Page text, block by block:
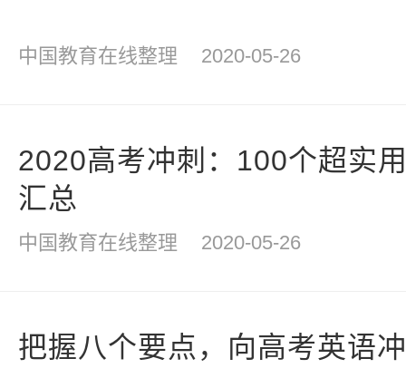
中国教育在线整理 2020-05-26
2020高考冲刺：100个超实
汇总
中国教育在线整理 2020-05-26
把握八个要点，向高考英语